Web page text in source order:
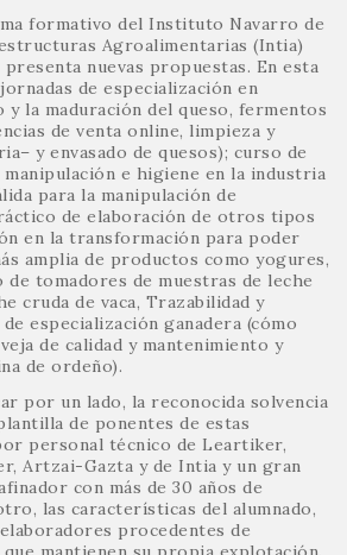
formativo del Instituto Navarro de
Agroalimentarias (Intia)
nuevas propuestas. En esta
de especialización en
y la maduración del queso, fermentos
de venta online, limpieza y
y envasado de quesos); curso de
manipulación e higiene en la industria
para la manipulación de
de elaboración de otros tipos
en la transformación para poder
amplia de productos como yogures,
tomadores de muestras de leche
cruda de vaca, Trazabilidad y
especialización ganadera (cómo
de calidad y mantenimiento y
de ordeño).
por un lado, la reconocida solvencia
de ponentes de estas
personal técnico de Leartiker,
Artzai-Gazta y de Intia y un gran
con más de 30 años de
las características del alumnado,
procedentes de